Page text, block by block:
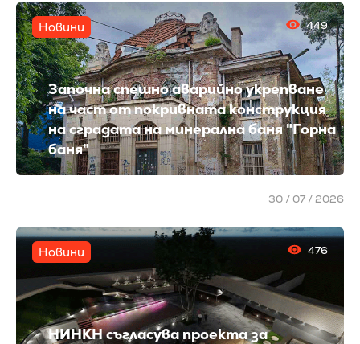
Започна спешно аварийно укрепване
на част от покривната конструкция
на сградата на минерална баня "Горна
баня"
Новини 449
30 / 07 / 2026
НИНКН съгласува проекта за
Новини 476